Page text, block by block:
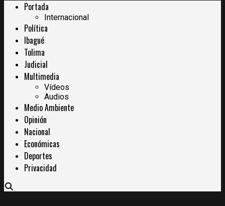
Portada
Internacional
Política
Ibagué
Tolima
Judicial
Multimedia
Vídeos
Audios
Medio Ambiente
Opinión
Nacional
Económicas
Deportes
Privacidad